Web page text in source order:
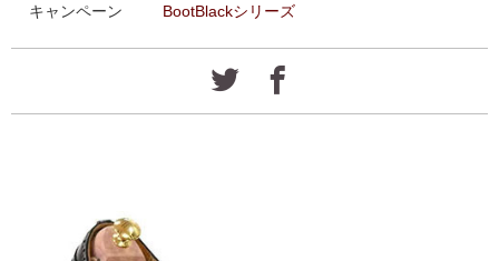
キャンペーン BootBlackシリーズ